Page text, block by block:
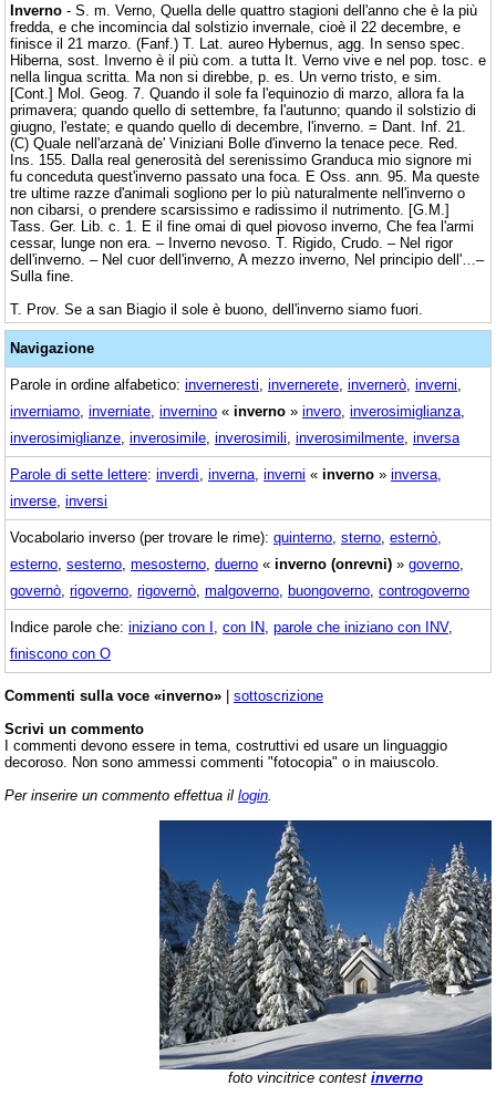
Inverno - S. m. Verno, Quella delle quattro stagioni dell'anno che è la più
fredda, e che incomincia dal solstizio invernale, cioè il 22 decembre, e
finisce il 21 marzo. (Fanf.) T. Lat. aureo Hybernus, agg. In senso spec.
Hiberna, sost. Inverno è il più com. a tutta It. Verno vive e nel pop. tosc. e
nella lingua scritta. Ma non si direbbe, p. es. Un verno tristo, e sim.
[Cont.] Mol. Geog. 7. Quando il sole fa l'equinozio di marzo, allora fa la
primavera; quando quello di settembre, fa l'autunno; quando il solstizio di
giugno, l'estate; e quando quello di decembre, l'inverno. = Dant. Inf. 21.
(C) Quale nell'arzanà de' Viniziani Bolle d'inverno la tenace pece. Red.
Ins. 155. Dalla real generosità del serenissimo Granduca mio signore mi
fu conceduta quest'inverno passato una foca. E Oss. ann. 95. Ma queste
tre ultime razze d'animali sogliono per lo più naturalmente nell'inverno o
non cibarsi, o prendere scarsissimo e radissimo il nutrimento. [G.M.]
Tass. Ger. Lib. c. 1. E il fine omai di quel piovoso inverno, Che fea l'armi
cessar, lunge non era. – Inverno nevoso. T. Rigido, Crudo. – Nel rigor
dell'inverno. – Nel cuor dell'inverno, A mezzo inverno, Nel principio dell'…–
Sulla fine.
T. Prov. Se a san Biagio il sole è buono, dell'inverno siamo fuori.
Navigazione
Parole in ordine alfabetico: inverneresti invernerete invernerò inverni
inverniamo inverniate invernino « inverno » invero inverosimiglianza
inverosimiglianze inverosimile inverosimili inverosimilmente inversa
Parole di sette lettere: inverdì inverna inverni « inverno » inversa
inverse inversi
Vocabolario inverso (per trovare le rime): quinterno sterno esternò
esterno sesterno mesosterno duerno « inverno (onrevni) » governo
governò rigoverno rigovernò malgoverno buongoverno controgoverno
Indice parole che: iniziano con I con IN parole che iniziano con INV,
finiscono con O
Commenti sulla voce «inverno» | sottoscrizione
Scrivi un commento
I commenti devono essere in tema, costruttivi ed usare un linguaggio
decoroso. Non sono ammessi commenti "fotocopia" o in maiuscolo.
Per inserire un commento effettua il login
foto vincitrice contest inverno